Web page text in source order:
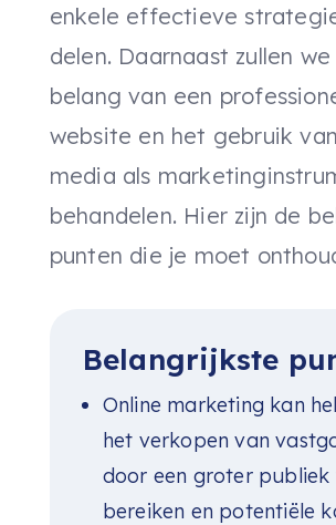
enkele effectieve
delen. Daarnaast zullen
belang van een
website en het gebruik
media als
behandelen. Hier zijn de
punten die je moet
Belangrijkste
Online marketing kan
het verkopen van
door een groter publiek
bereiken en potentiële